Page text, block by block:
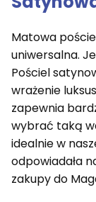
Matowa
uniwersalna.
Pościel
wrażenie
zapewnia
wybrać taką
idealnie w
odpowiadała
zakupy do